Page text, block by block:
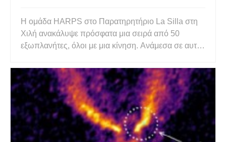
Η ομάδα HARPS στο Παρατηρητήριο La Silla στη
Χιλή ανακάλυψε πρόσφατα μια σειρά από 50
εξωπλανήτες, όλοι με μια κίνηση. Ανάμεσα σε αυτά
βραχώδης πλανήτης, με μάζα 3,6 φορές μεγαλύτερη
από τη Γη μας, ο οποίος μπορεί να προσφέρει
συνθήκες για να υποστηρίξει